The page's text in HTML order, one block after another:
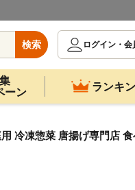
検索
ログイン・会
ーン
ランキ
冷凍惣菜 唐揚げ専門店